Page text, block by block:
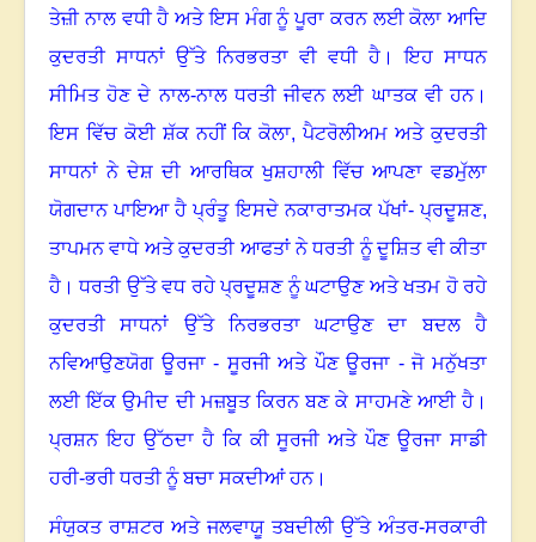
ਤੇਜ਼ੀ ਨਾਲ ਵਧੀ ਹੈ ਅਤੇ ਇਸ ਮੰਗ ਨੂੰ ਪੂਰਾ ਕਰਨ ਲਈ ਕੋਲਾ ਆਦਿ
ਕੁਦਰਤੀ ਸਾਧਨਾਂ ਉੱਤੇ ਨਿਰਭਰਤਾ ਵੀ ਵਧੀ ਹੈ ।ਇਹ ਸਾਧਨ
ਸੀਮਿਤ ਹੋਣ ਦੇ ਨਾਲ-ਨਾਲ ਧਰਤੀ ਜੀਵਨ ਲਈ ਘਾਤਕ ਵੀ ਹਨ।
ਇਸ ਵਿੱਚ ਕੋਈ ਸ਼ੱਕ ਨਹੀਂ ਕਿ ਕੋਲਾ,ਪੈਟਰੋਲੀਅਮ ਅਤੇ ਕੁਦਰਤੀ
ਸਾਧਨਾਂ ਨੇ ਦੇਸ਼ ਦੀ ਆਰਥਿਕ ਖੁਸ਼ਹਾਲੀ ਵਿੱਚ ਆਪਣਾ ਵਡਮੁੱਲਾ
ਯੋਗਦਾਨ ਪਾਇਆ ਹੈ ਪ੍ਰੰਤੂ ਇਸਦੇ ਨਕਾਰਾਤਮਕ ਪੱਖਾਂ- ਪ੍ਰਦੂਸ਼ਣ,
ਤਾਪਮਨ ਵਾਧੇ ਅਤੇ ਕੁਦਰਤੀ ਆਫਤਾਂ ਨੇ ਧਰਤੀ ਨੂੰ ਦੂਸ਼ਿਤ ਵੀ ਕੀਤਾ
ਹੈ ।ਧਰਤੀ ਉੱਤੇ ਵਧ ਰਹੇ ਪ੍ਰਦੂਸ਼ਣ ਨੂੰ ਘਟਾਉਣ ਅਤੇ ਖਤਮ ਹੋ ਰਹੇ
ਕੁਦਰਤੀ ਸਾਧਨਾਂ ਉੱਤੇ ਨਿਰਭਰਤਾ ਘਟਾਉਣ ਦਾ ਬਦਲ ਹੈ
ਨਵਿਆਉਣਯੋਗ ਊਰਜਾ - ਸੂਰਜੀ ਅਤੇ ਪੌਣ ਊਰਜਾ - ਜੋ ਮਨੁੱਖਤਾ
ਲਈ ਇੱਕ ਉਮੀਦ ਦੀ ਮਜ਼ਬੂਤ ਕਿਰਨ ਬਣ ਕੇ ਸਾਹਮਣੇ ਆਈ ਹੈ ।
ਪ੍ਰਸ਼ਨ ਇਹ ਉੱਠਦਾ ਹੈ ਕਿ ਕੀ ਸੂਰਜੀ ਅਤੇ ਪੌਣ ਊਰਜਾ ਸਾਡੀ
ਹਰੀ-ਭਰੀ ਧਰਤੀ ਨੂੰ ਬਚਾ ਸਕਦੀਆਂ ਹਨ।
ਸੰਯੁਕਤ ਰਾਸ਼ਟਰ ਅਤੇ ਜਲਵਾਯੂ ਤਬਦੀਲੀ ਉੱਤੇ ਅੰਤਰ-ਸਰਕਾਰੀ